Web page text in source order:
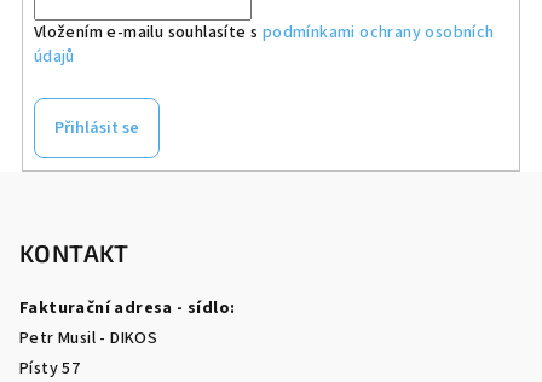
Vložením e-mailu souhlasíte s podmínkami ochrany osobních
údajů
Přihlásit se
KONTAKT
Fakturační adresa - sídlo:
Petr Musil - DIKOS
Písty 57